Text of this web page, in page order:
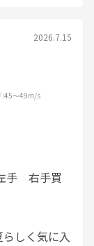
2026.7.15
:45～49m/s
手 右手買
しく気に入